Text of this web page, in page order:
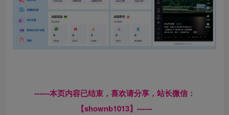
------本页内容已结束，喜欢请分享，站长微信：
【shownb1013】------